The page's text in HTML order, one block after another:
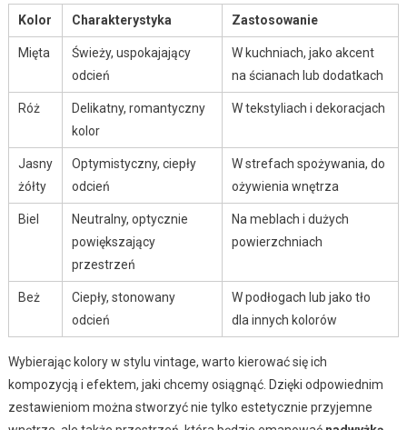
Kolor Charakterystyka Zastosowanie
Mięta
Świeży, uspokajający
odcień
W kuchniach, jako akcent
na ścianach lub dodatkach
Róż
Delikatny, romantyczny
kolor
W tekstyliach i dekoracjach
Jasny
żółty
Optymistyczny, ciepły
odcień
W strefach spożywania, do
ożywienia wnętrza
Biel
Neutralny, optycznie
powiększający
przestrzeń
Na meblach i dużych
powierzchniach
Beż
Ciepły, stonowany
odcień
W podłogach lub jako tło
dla innych kolorów
Wybierając kolory w stylu vintage, warto kierować się ich
kompozycją i efektem, jaki chcemy osiągnąć. Dzięki odpowiednim
zestawieniom można stworzyć nie tylko estetycznie przyjemne